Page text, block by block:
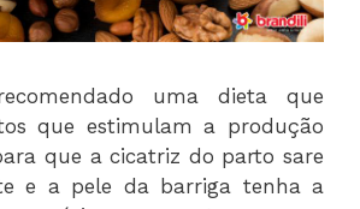
uma dieta que
que estimulam a produção
que a cicatriz do parto sare
e a pele da barriga tenha a